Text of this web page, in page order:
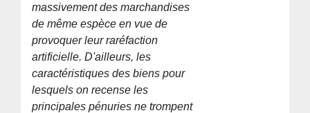
massivement des marchandises
de même espèce en vue de
provoquer leur raréfaction
artificielle. D'ailleurs, les
caractéristiques des biens pour
lesquels on recense les
principales pénuries ne trompent